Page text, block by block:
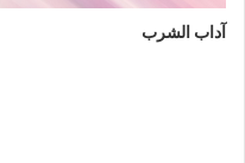
آداب الشرب